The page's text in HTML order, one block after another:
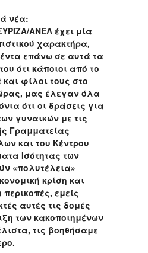
νέα:
ΑΝΕΛ έχει μία
χαρακτήρα,
επάνω σε αυτά τα
ότι κάποιοι από το
φίλοι τους στο
μας έλεγαν όλα
ότι οι δράσεις για
γυναικών με τις
Γραμματείας
και του Κέντρου
Ισότητας των
«πολυτέλεια»
κρίση και
εμείς
αυτές τις δομές
των κακοποιημένων
τις βοηθήσαμε